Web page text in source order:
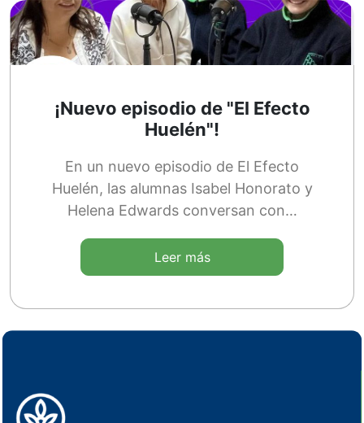
¡Nuevo episodio de "El Efecto
Huelén"!
En un nuevo episodio de El Efecto
Huelén, las alumnas Isabel Honorato y
Helena Edwards conversan con…
Leer más